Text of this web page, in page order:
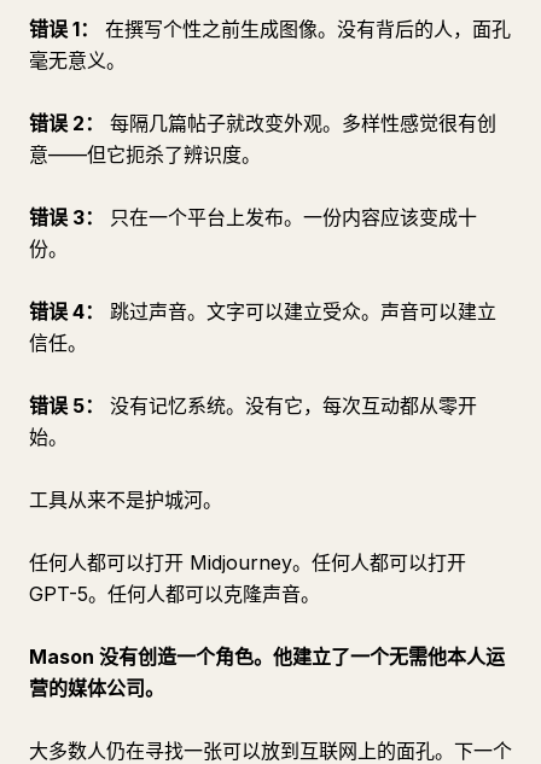
错误 1：
在撰写个性之前生成图像。没有背后的人，面孔
毫无意义。
错误 2：
每隔几篇帖子就改变外观。多样性感觉很有创
意——但它扼杀了辨识度。
错误 3：
只在一个平台上发布。一份内容应该变成十
份。
错误 4：
跳过声音。文字可以建立受众。声音可以建立
信任。
错误 5：
没有记忆系统。没有它，每次互动都从零开
始。
工具从来不是护城河。
任何人都可以打开 Midjourney。任何人都可以打开
GPT-5。任何人都可以克隆声音。
Mason 没有创造一个角色。他建立了一个无需他本人运
营的媒体公司。
大多数人仍在寻找一张可以放到互联网上的面孔。下一个